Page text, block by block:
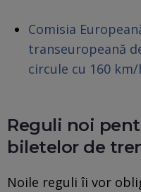
Comisia
transeuropeană
circule cu 160 km/
Reguli noi
biletelor de
Noile reguli îi vor